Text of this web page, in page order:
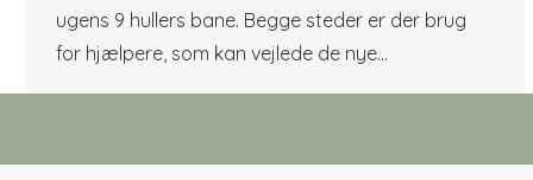
ugens 9 hullers bane. Begge steder er der brug
for hjælpere, som kan vejlede de nye…